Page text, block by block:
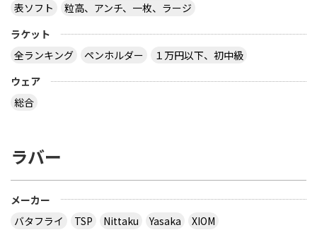
表ソフト
粒高、アンチ、一枚、ラージ
ラケット
全ランキング
ペンホルダー
１万円以下、初中級
ウェア
総合
ラバー
メーカー
バタフライ
TSP Nittaku Yasaka
XIOM